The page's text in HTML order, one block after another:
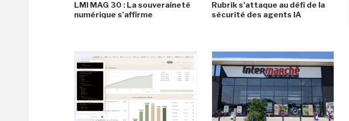
LMI MAG 30 : La souveraineté
numérique s'affirme
Rubrik s'attaque au défi de la
sécurité des agents IA